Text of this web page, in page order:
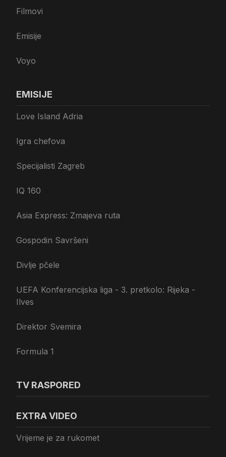
Filmovi
Emisije
Voyo
EMISIJE
Love Island Adria
Igra chefova
Specijalisti Zagreb
IQ 160
Asia Express: Zmajeva ruta
Gospodin Savršeni
Divlje pčele
UEFA Konferencijska liga - 3. pretkolo: Rijeka -
Ilves
Direktor Svemira
Formula 1
TV RASPORED
EXTRA VIDEO
Vrijeme je za rukomet